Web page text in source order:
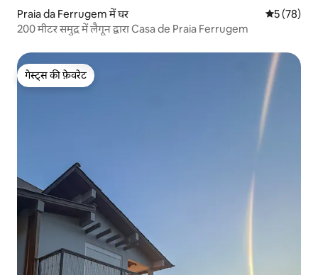
Praia da Ferrugem में घर औसत रेटिंग
5 (78)
200 मीटर समुद्र में लैगून द्वारा Casa de Praia Ferrugem
गेस्ट्स की फ़ेवरेट
गेस्ट्स की फ़ेवरेट